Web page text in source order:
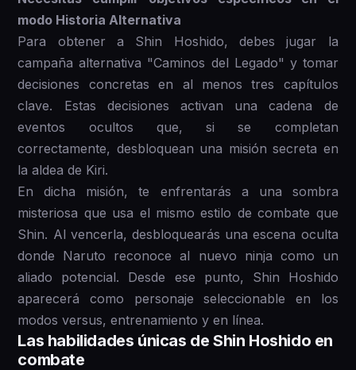
modo Historia Alternativa
Para obtener a Shin Hoshido, debes jugar la
campaña alternativa "Caminos del Legado" y tomar
decisiones concretas en al menos tres capítulos
clave. Estas decisiones activan una cadena de
eventos ocultos que, si se completan
correctamente, desbloquean una misión secreta en
la aldea de Kiri.
En dicha misión, te enfrentarás a una sombra
misteriosa que usa el mismo estilo de combate que
Shin. Al vencerla, desbloquearás una escena oculta
donde Naruto reconoce al nuevo ninja como un
aliado potencial. Desde ese punto, Shin Hoshido
aparecerá como personaje seleccionable en los
modos versus, entrenamiento y en línea.
Las habilidades únicas de Shin Hoshido en
combate